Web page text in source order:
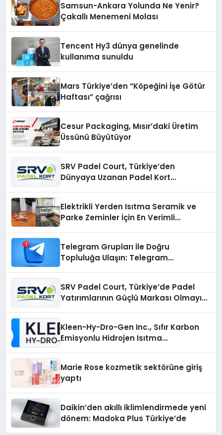
Samsun-Ankara Yolunda Ne Yenir?
Çakallı Menemeni Molası
Tencent Hy3 dünya genelinde
kullanıma sunuldu
Mars Türkiye’den “Köpeğini İşe Götür
Haftası” çağrısı
Cesur Packaging, Mısır’daki Üretim
Üssünü Büyütüyor
SRV Padel Court, Türkiye’den
Dünyaya Uzanan Padel Kort
Elektrikli Yerden Isıtma Seramik ve
Parke Zeminler İçin En Verimli
Telegram Grupları ile Doğru
Topluluğa Ulaşın: Telegram
SRV Padel Court, Türkiye’de Padel
Yatırımlarının Güçlü Markası Olmayı
Kleen-Hy-Dro-Gen Inc., Sıfır Karbon
Emisyonlu Hidrojen Isıtma
Marie Rose kozmetik sektörüne giriş
yaptı
Daikin’den akıllı iklimlendirmede yeni
dönem: Madoka Plus Türkiye’de